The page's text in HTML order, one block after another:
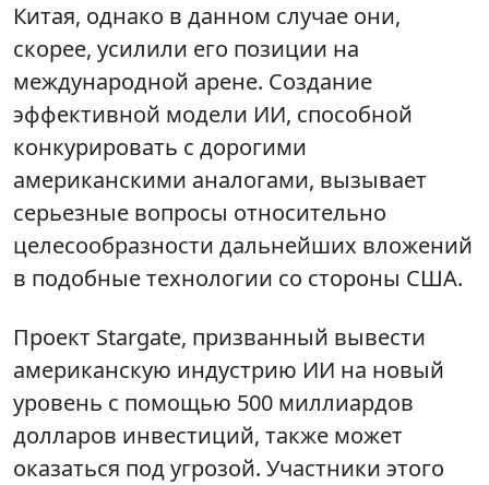
Китая, однако в данном случае они,
скорее, усилили его позиции на
международной арене. Создание
эффективной модели ИИ, способной
конкурировать с дорогими
американскими аналогами, вызывает
серьезные вопросы относительно
целесообразности дальнейших вложений
в подобные технологии со стороны США.
Проект Stargate, призванный вывести
американскую индустрию ИИ на новый
уровень с помощью 500 миллиардов
долларов инвестиций, также может
оказаться под угрозой. Участники этого